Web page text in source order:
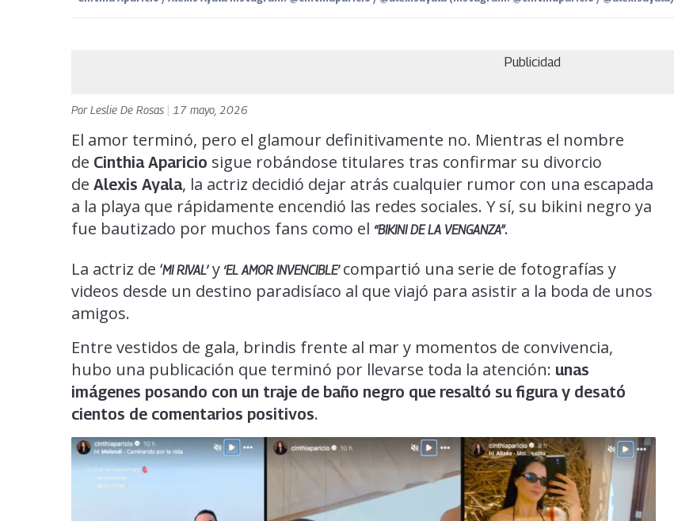
Publicidad
PorLeslie De Rosas 17 mayo, 2026
El amor terminó, pero el glamour definitivamente no. Mientras el nombre
de Cinthia Aparicio sigue robándose titulares tras confirmar su divorcio
de Alexis Ayala, la actriz decidió dejar atrás cualquier rumor con una escapada
a la playa que rápidamente encendió las redes sociales. Y sí, su bikini negro ya
fue bautizado por muchos fans como el “BIKINI DE LA VENGANZA”.
La actriz de ‘MI RIVAL’y ‘EL AMOR INVENCIBLE’ compartió una serie de fotografías y
videos desde un destino paradisíaco al que viajó para asistir a la boda de unos
amigos.
Entre vestidos de gala, brindis frente al mar y momentos de convivencia,
hubo una publicación que terminó por llevarse toda la atención: unas
imágenes posando con un traje de baño negro que resaltó su figura y desató
cientos de comentarios positivos.